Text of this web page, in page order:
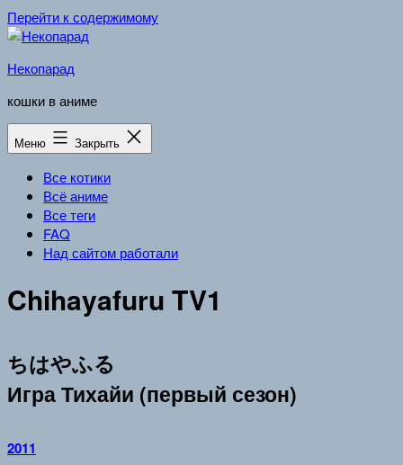
Перейти к содержимому
Некопарад
кошки в аниме
Меню Закрыть
Все котики
Всё аниме
Все теги
FAQ
Над сайтом работали
Chihayafuru TV1
ちはやふる
Игра Тихайи (первый сезон)
2011